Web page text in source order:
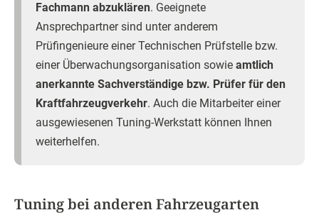
Fachmann abzuklären. Geeignete
Ansprechpartner sind unter anderem
Prüfingenieure einer Technischen Prüfstelle bzw.
einer Überwachungsorganisation sowie amtlich
anerkannte Sachverständige bzw. Prüfer für den
Kraftfahrzeugverkehr. Auch die Mitarbeiter einer
ausgewiesenen Tuning-Werkstatt können Ihnen
weiterhelfen.
Tuning bei anderen Fahrzeugarten